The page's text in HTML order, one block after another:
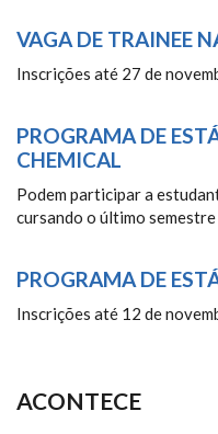
VAGA DE TRAINEE
Inscrições até 27 de
PROGRAMA DE
CHEMICAL
Podem participar a
cursando o último semestre
PROGRAMA DE
Inscrições até 12 de
ACONTECE